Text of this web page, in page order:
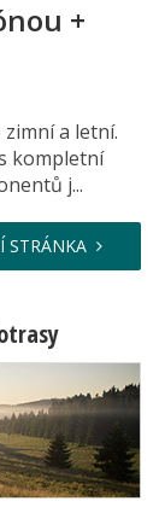
+
a letní.
kompletní
j...
8
STRÁNKA